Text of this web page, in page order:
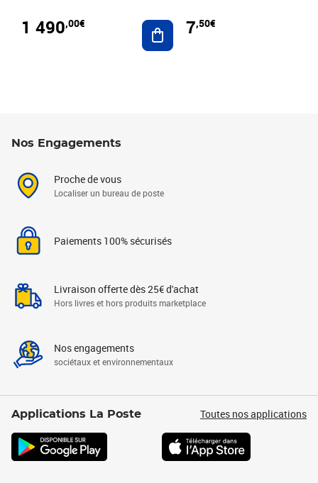
1 490,00€ Ajouter au panier
7,50€
Nos Engagements
Proche de vous
Localiser un bureau de poste
Paiements 100% sécurisés
Livraison offerte dès 25€ d'achat
Hors livres et hors produits marketplace
Nos engagements
sociétaux et environnementaux
Applications La Poste Toutes nos applications